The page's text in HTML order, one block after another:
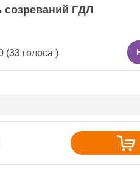
созреваний ГДЛ
(33 голоса )